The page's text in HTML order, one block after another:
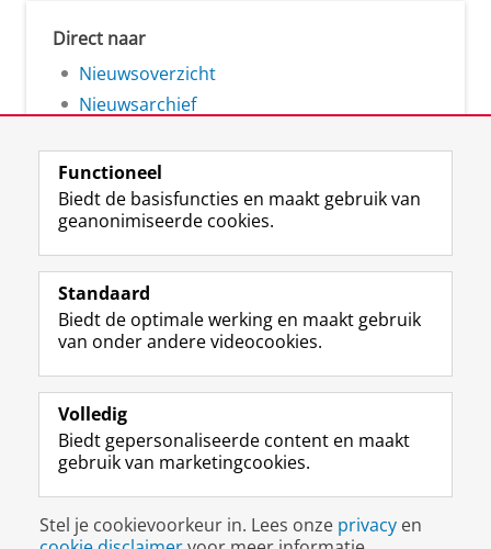
Direct naar
Nieuwsoverzicht
Nieuwsarchief
Volg de RUG
F
a
e
b
o
p
a
i
n
a
L
i
k
e
I
-
p
g
i
n
R
S
-
f
e
R
k
s
u
I
n
t
r
m
c
c
o
Y
o
T
e
k
a
a
Studiekiezers
Alumni
Over ons
Disclaimer & Copyright
Inloggen
Functioneel
Biedt de basisfuncties en maakt gebruik van
geanonimiseerde cookies.
Standaard
Biedt de optimale werking en maakt gebruik
van onder andere videocookies.
Volledig
Biedt gepersonaliseerde content en maakt
gebruik van marketingcookies.
Stel je cookievoorkeur in. Lees onze privacy en